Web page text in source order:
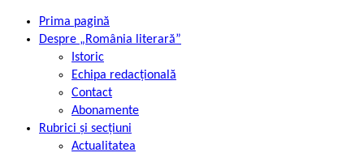
Prima pagină
Despre „România literară”
Istoric
Echipa redacțională
Contact
Abonamente
Rubrici și secțiuni
Actualitatea